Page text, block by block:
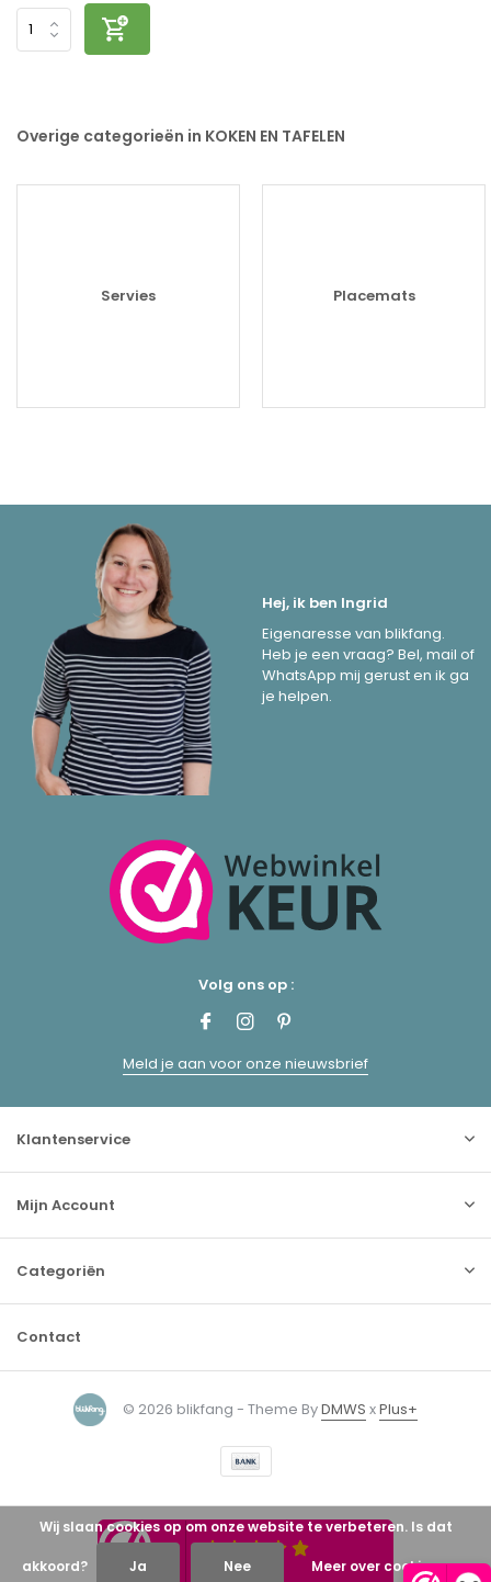
Overige categorieën in KOKEN EN TAFELEN
Servies Placemats
Hej, ik ben Ingrid
Eigenaresse van blikfang.
Heb je een vraag? Bel, mail of
WhatsApp mij gerust en ik ga
je helpen.
Volg ons op :
Meld je aan voor onze nieuwsbrief
Klantenservice
Mijn Account
Categoriën
Contact
© 2026 blikfang - Theme ByDMWS xPlus+
Wij slaan cookies op om onze website te verbeteren. Is dat
akkoord? Ja Nee Meer over cookies »